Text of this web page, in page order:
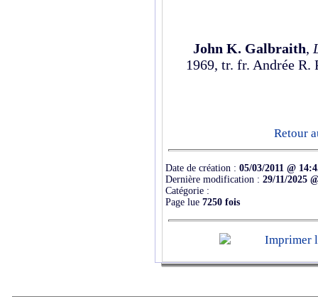
John K. Galbraith,
1969, tr. fr. Andrée R.
Retour
Date de création : 05/03/2011 @
Dernière modification : 29/11/2025
Catégorie :
Page lue 7250 fois